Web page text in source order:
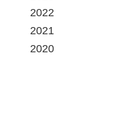
2022
2021
2020